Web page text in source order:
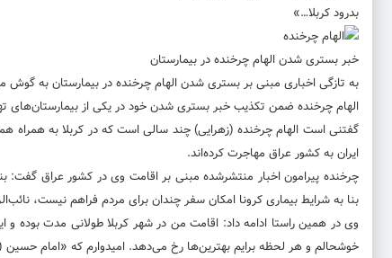
بدرود کربلا…»
خبر بستری شدن الهام چرخنده در بیمارستان
به تازگی اخباری مبنی بر بستری شدن الهام چرخنده در بیمارستان به
الهام چرخنده ضمن تکذیب خبر بستری شدن خود در یکی از بیمارستان‌های
ایران به کشور عراق مهاجرت کرده‌اند.
چرخنده پیرامون اخبار منتشرشده مبنی بر اقامت وی در کشور عراق
بنا به شرایط بیماری کرونا امکان سفر چندان برای مردم فراهم نیست،
وی در همین راستا ادامه داد: اقامت من در شهر کربلا طولانی مدت
خوشحالم و هر لحظه برایم بهترین‌ها رخ می‌دهد. امیدوارم که «امام حسین